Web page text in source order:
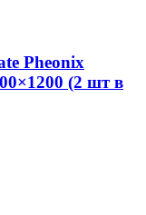
Pheonix
(2 шт в